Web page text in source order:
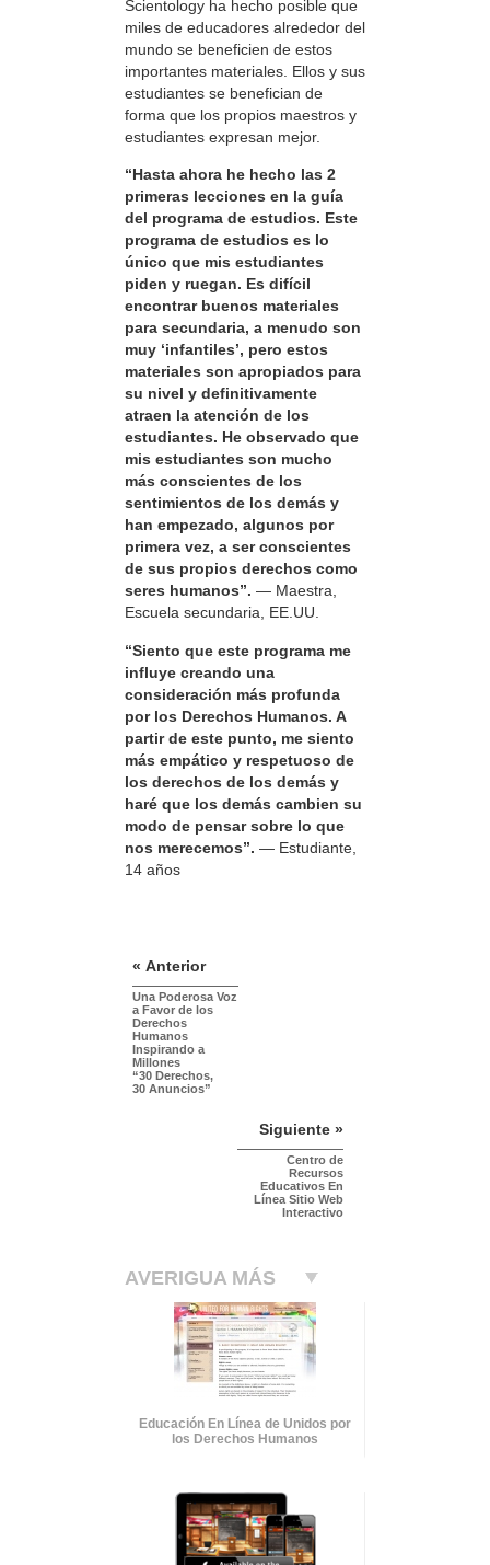
Scientology ha hecho posible que
miles de educadores alrededor del
mundo se beneficien de estos
importantes materiales. Ellos y sus
estudiantes se benefician de
forma que los propios maestros y
estudiantes expresan mejor.
“Hasta ahora he hecho las 2
primeras lecciones en la guía
del programa de estudios. Este
programa de estudios es lo
único que mis estudiantes
piden y ruegan. Es difícil
encontrar buenos materiales
para secundaria, a menudo son
muy ‘infantiles’, pero estos
materiales son apropiados para
su nivel y definitivamente
atraen la atención de los
estudiantes. He observado que
mis estudiantes son mucho
más conscientes de los
sentimientos de los demás y
han empezado, algunos por
primera vez, a ser conscientes
de sus propios derechos como
seres humanos”. — Maestra,
Escuela secundaria, EE.UU.
“Siento que este programa me
influye creando una
consideración más profunda
por los Derechos Humanos. A
partir de este punto, me siento
más empático y respetuoso de
los derechos de los demás y
haré que los demás cambien su
modo de pensar sobre lo que
nos merecemos”. — Estudiante,
14 años
« Anterior
Una Poderosa Voz
a Favor de los
Derechos
Humanos
Inspirando a
Millones
“30 Derechos,
30 Anuncios”
Siguiente »
Centro de
Recursos
Educativos En
Línea Sitio Web
Interactivo
AVERIGUA MÁS
Educación En Línea de Unidos por
los Derechos Humanos